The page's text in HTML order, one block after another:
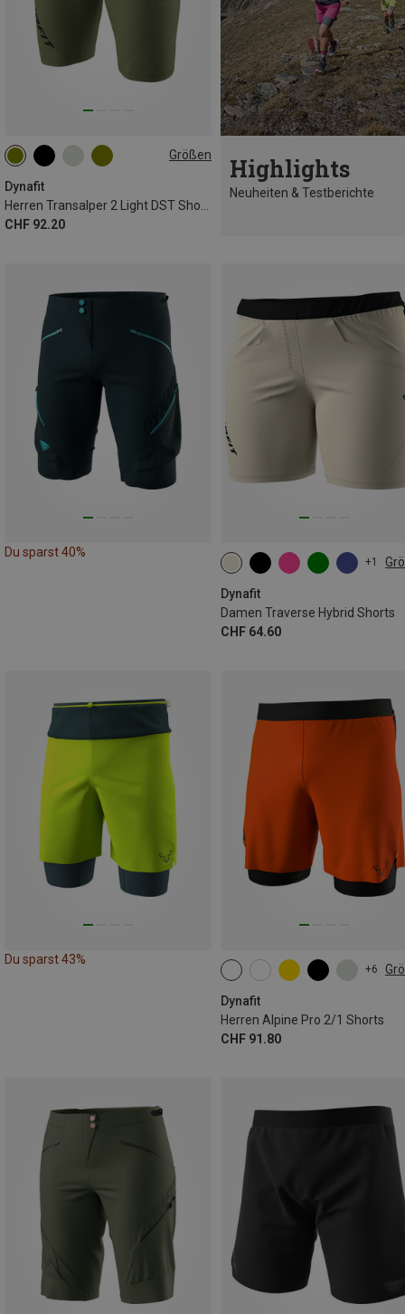
Größen
Dynafit
CHF 92.20
S M L XL Highlights
Neuheiten & Testberichte
Du sparst 40%
+1
Dynafit
Damen Traverse Hybrid Shorts
CHF 64.60
XS S M XL
Du sparst 43%
+6
Dynafit
Herren Alpine Pro 2/1 Shorts
CHF 91.80
L XL